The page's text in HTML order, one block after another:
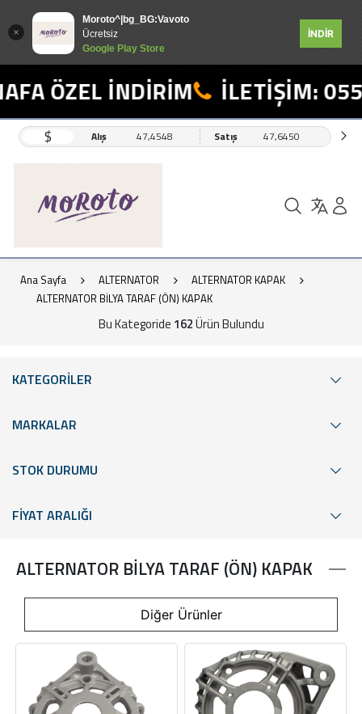
Moroto^|bg_BG:Vavoto
Ücretsiz
Google Play Store
İNDİR
İNDİRİM İLETİŞİM: 0554
$ Alış 47,4548 Satış 47,6450
Ana Sayfa ALTERNATOR
ALTERNATOR KAPAK
ALTERNATOR BİLYA TARAF (ÖN) KAPAK
Bu Kategoride 162Ürün Bulundu
KATEGORİLER
MARKALAR
STOK DURUMU
FİYAT ARALIĞI
ALTERNATOR BİLYA TARAF (ÖN) KAPAK
Diğer Ürünler